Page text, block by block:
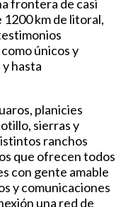
frontera de casi
1200 km de litoral,
únicos y
hasta
planicies
sierras y
ranchos
que ofrecen todos
con gente amable
y comunicaciones
una red de